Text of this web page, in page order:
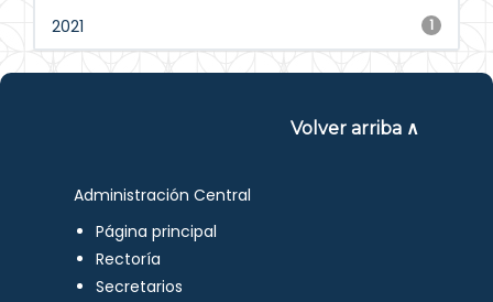
1
2021
Volver arriba ∧
Administración Central
Página principal
Rectoría
Secretarios